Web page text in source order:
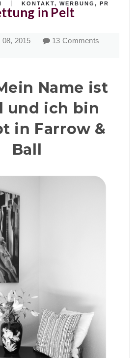
KONTAKT, WERBUNG, PR
in Pelt
08, 2015 13 Comments
Name ist
und ich bin
in Farrow &
Ball